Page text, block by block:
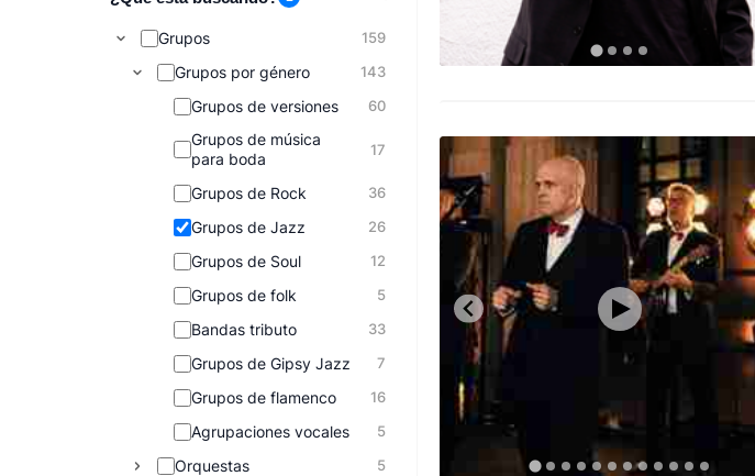
Grupos 159
Grupos por género 143
Grupos de versiones 60
Grupos de música
para boda
17
Grupos de Rock 36
Grupos de Jazz 26
Grupos de Soul 12
Grupos de folk 5
Bandas tributo 33
Grupos de Gipsy Jazz 7
Grupos de flamenco 16
Agrupaciones vocales 5
Orquestas 5